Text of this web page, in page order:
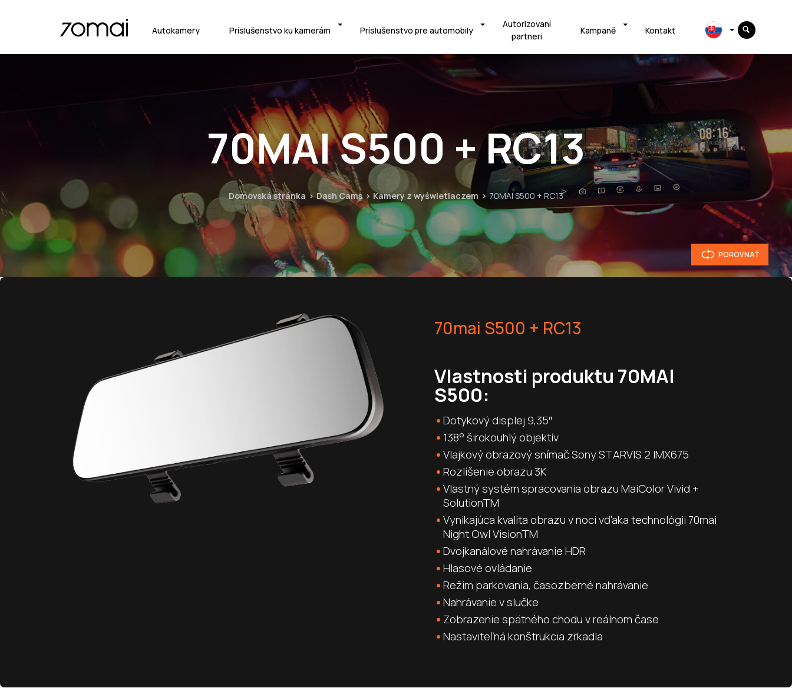
Autokamery Príslušenstvo ku kamerám Príslušenstvo pre automobily
Autorizovaní
partneri
Kampaně Kontakt
70MAI S500 + RC13
Domovská stránka Dash Cams Kamery z wyświetlaczem 70MAI S500 + RC13
POROVNAŤ
70mai S500 + RC13
Vlastnosti produktu 70MAI
S500:
Dotykový displej 9,35″
138° širokouhlý objektív
Vlajkový obrazový snímač Sony STARVIS 2 IMX675
Rozlíšenie obrazu 3K
Vlastný systém spracovania obrazu MaiColor Vivid +
SolutionTM
Vynikajúca kvalita obrazu v noci vďaka technológii 70mai
Night Owl VisionTM
Dvojkanálové nahrávanie HDR
Hlasové ovládanie
Režim parkovania, časozberné nahrávanie
Nahrávanie v slučke
Zobrazenie spätného chodu v reálnom čase
Nastaviteľná konštrukcia zrkadla